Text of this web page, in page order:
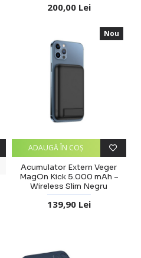
200,00 Lei
Nou
Acumulator Extern Veger
MagOn Kick 5.000 mAh –
Wireless Slim Negru
139,90 Lei
ADAUGĂ ÎN COŞ